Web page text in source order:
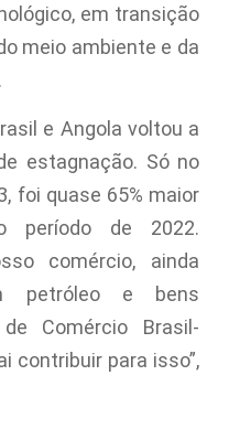
em transição
meio ambiente e da
e Angola voltou a
estagnação. Só no
foi quase 65% maior
período de 2022.
comércio, ainda
petróleo e bens
Comércio Brasil-
contribuir para isso”,